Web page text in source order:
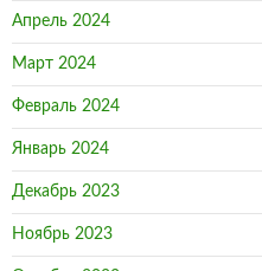
Апрель 2024
Март 2024
Февраль 2024
Январь 2024
Декабрь 2023
Ноябрь 2023